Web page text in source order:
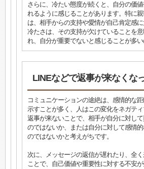
さらに、冷たい態度が続くと、自分の価
れるように感じることがあります。特に
は、相手からの支持や愛情が自己肯定感に
冷たさは、その支持が欠けていることを
れ、自分が重要でないと感じることが多い
LINEなどで返事が来なくな
コミュニケーションの途絶は、感情的な
示すことが多く、人はこの変化をネガティ
返事が来ないことで、相手が自分に対し
のではないか、または自分に対して感情
のではないかと考えがちです。
次に、メッセージの返信が遅れたり、全
ことで、自己価値や重要性に対する不安